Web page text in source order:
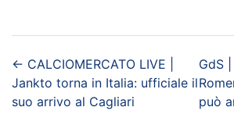
← CALCIOMERCATO LIVE |
Jankto torna in Italia: ufficiale il
suo arrivo al Cagliari
GdS
può